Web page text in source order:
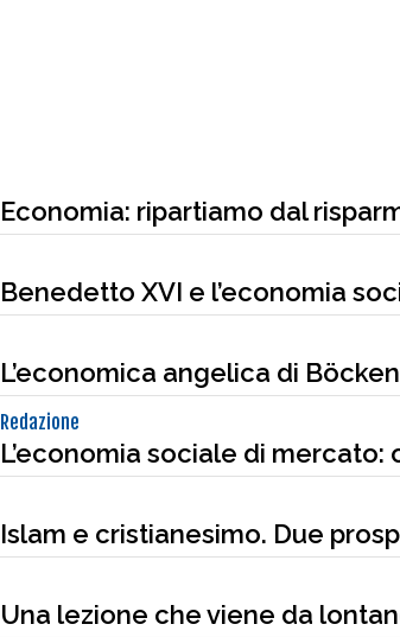
Economia: ripartiamo dal
Benedetto XVI e l’economia
L’economica angelica di
Redazione
L’economia sociale di
Islam e cristianesimo. Due
Una lezione che viene da